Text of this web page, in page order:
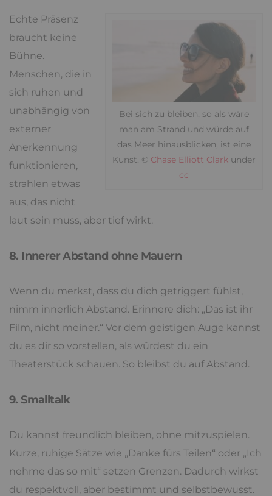
Bei sich zu bleiben, so als wäre
man am Strand und würde auf
das Meer hinausblicken, ist eine
Kunst. © Chase Elliott Clark under
cc
Echte Präsenz
braucht keine
Bühne.
Menschen, die in
sich ruhen und
unabhängig von
externer
Anerkennung
funktionieren,
strahlen etwas
aus, das nicht
laut sein muss, aber tief wirkt.
8. Innerer Abstand ohne Mauern
Wenn du merkst, dass du dich getriggert fühlst,
nimm innerlich Abstand. Erinnere dich: „Das ist ihr
Film, nicht meiner.“ Vor dem geistigen Auge kannst
du es dir so vorstellen, als würdest du ein
Theaterstück schauen. So bleibst du auf Abstand.
9. Smalltalk
Du kannst freundlich bleiben, ohne mitzuspielen.
Kurze, ruhige Sätze wie „Danke fürs Teilen“ oder „Ich
nehme das so mit“ setzen Grenzen. Dadurch wirkst
du respektvoll, aber bestimmt und selbstbewusst.